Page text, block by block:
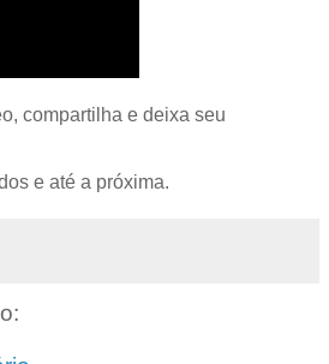
compartilha e deixa seu
e até a próxima.